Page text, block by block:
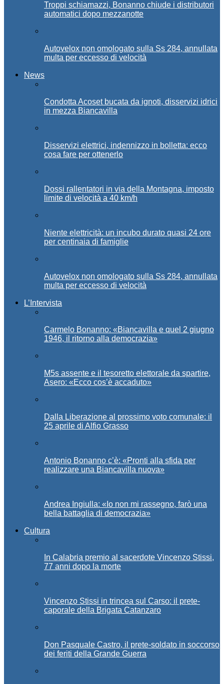
Troppi schiamazzi, Bonanno chiude i distributori
automatici dopo mezzanotte
Autovelox non omologato sulla Ss 284, annullata
multa per eccesso di velocità
News
Condotta Acoset bucata da ignoti, disservizi idrici
in mezza Biancavilla
Disservizi elettrici, indennizzo in bolletta: ecco
cosa fare per ottenerlo
Dossi rallentatori in via della Montagna, imposto
limite di velocità a 40 km/h
Niente elettricità: un incubo durato quasi 24 ore
per centinaia di famiglie
Autovelox non omologato sulla Ss 284, annullata
multa per eccesso di velocità
L’Intervista
Carmelo Bonanno: «Biancavilla e quel 2 giugno
1946, il ritorno alla democrazia»
M5s assente e il tesoretto elettorale da spartire,
Asero: «Ecco cos’è accaduto»
Dalla Liberazione al prossimo voto comunale: il
25 aprile di Alfio Grasso
Antonio Bonanno c’è: «Pronti alla sfida per
realizzare una Biancavilla nuova»
Andrea Ingiulla: «Io non mi rassegno, farò una
bella battaglia di democrazia»
Cultura
In Calabria premio al sacerdote Vincenzo Stissi,
77 anni dopo la morte
Vincenzo Stissi in trincea sul Carso: il prete-
caporale della Brigata Catanzaro
Don Pasquale Castro, il prete-soldato in soccorso
dei feriti della Grande Guerra